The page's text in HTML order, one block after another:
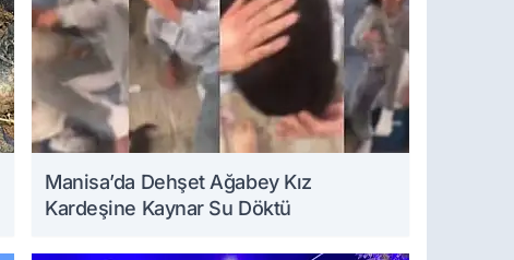
Manisa’da Dehşet Ağabey Kız
Kardeşine Kaynar Su Döktü